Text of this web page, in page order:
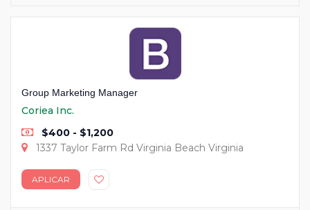
Group Marketing Manager
Coriea Inc.
$400 - $1,200
1337 Taylor Farm Rd Virginia Beach Virginia
APLICAR